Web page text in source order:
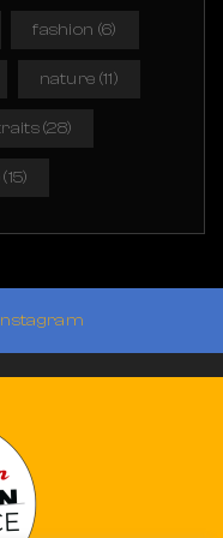
fashion (6)
nature (11)
(28)
(15)